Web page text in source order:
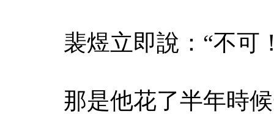
裴煜立即說：“不可
那是他花了半年時